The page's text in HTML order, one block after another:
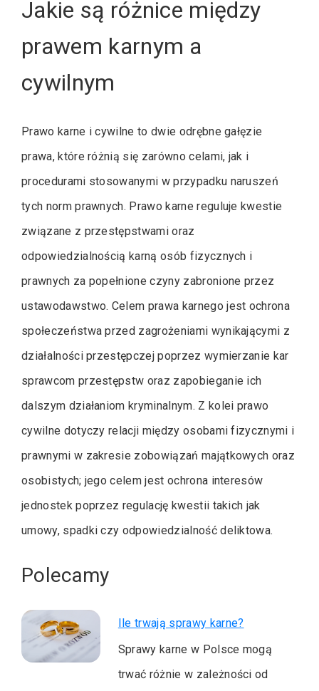
Jakie są różnice między
prawem karnym a
cywilnym
Prawo karne i cywilne to dwie odrębne gałęzie
prawa, które różnią się zarówno celami, jak i
procedurami stosowanymi w przypadku naruszeń
tych norm prawnych. Prawo karne reguluje kwestie
związane z przestępstwami oraz
odpowiedzialnością karną osób fizycznych i
prawnych za popełnione czyny zabronione przez
ustawodawstwo. Celem prawa karnego jest ochrona
społeczeństwa przed zagrożeniami wynikającymi z
działalności przestępczej poprzez wymierzanie kar
sprawcom przestępstw oraz zapobieganie ich
dalszym działaniom kryminalnym. Z kolei prawo
cywilne dotyczy relacji między osobami fizycznymi i
prawnymi w zakresie zobowiązań majątkowych oraz
osobistych; jego celem jest ochrona interesów
jednostek poprzez regulację kwestii takich jak
umowy, spadki czy odpowiedzialność deliktowa.
Polecamy
Ile trwają sprawy karne?
Sprawy karne w Polsce mogą
trwać różnie w zależności od